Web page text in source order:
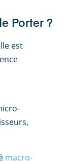
Porter ?
est
macro-